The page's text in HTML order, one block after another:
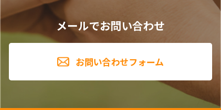
メールでお問い合わせ
お問い合わせフォーム